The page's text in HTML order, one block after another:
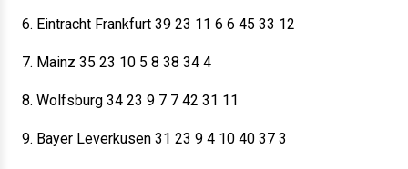
6. Eintracht Frankfurt 39 23 11 6 6 45 33 12
7. Mainz 35 23 10 5 8 38 34 4
8. Wolfsburg 34 23 9 7 7 42 31 11
9. Bayer Leverkusen 31 23 9 4 10 40 37 3